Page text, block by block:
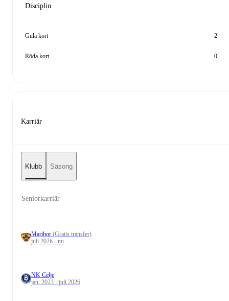
Disciplin
Gula kort 2
Röda kort 0
Karriär
Klubb Säsong
Seniorkarriär
Maribor (Gratis transfer)
juli 2026 - nu
NK Celje
jan. 2023 - juli 2026